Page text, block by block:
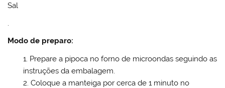
Sal
.
Modo de preparo:
Prepare a pipoca no forno de microondas seguindo as
instruções da embalagem.
Coloque a manteiga por cerca de 1 minuto no